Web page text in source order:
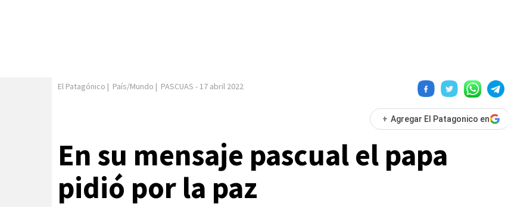
El Patagónico | País/Mundo | PASCUAS - 17 abril 2022
+ Agregar El Patagonico en
En su mensaje pascual el papa
pidió por la paz